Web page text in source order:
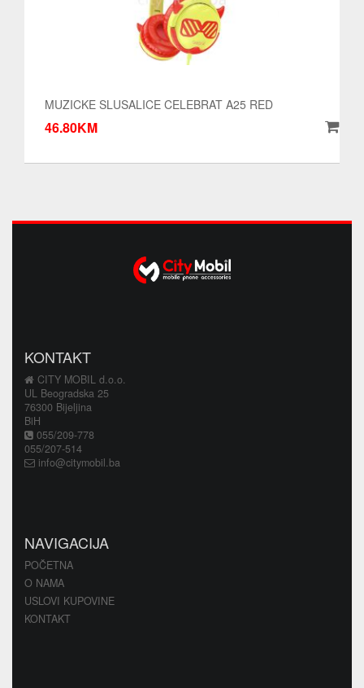
MUZICKE SLUSALICE CELEBRAT A25 RED
46.80KM
KONTAKT
CITY MOBIL d.o.o.
UL Beogradska 25
76300 Bijeljina
BiH
055/209-778
055/207-514
info@citymobil.ba
NAVIGACIJA
POČETNA
O NAMA
USLOVI KUPOVINE
KONTAKT